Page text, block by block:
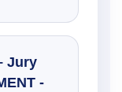
Jury
-